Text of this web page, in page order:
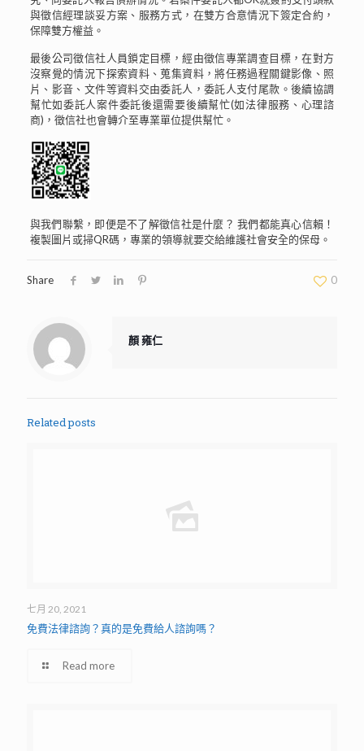
與徵信經理談妥方案、服務方式，在雙方合意情況下簽定合約，
保障雙方權益。
最後公司徵信社人員鎖定目標，經由徵信專業調查目標，在對方
沒察覺的情況下探索資料、蒐集資料，將任務過程關鍵影像、照
片、影音、文件等資料交由委託人，委託人支付尾款。後續協調
幫忙如委託人案件委託後還需要後續幫忙(如法律服務、心理諮
商)，徵信社也會轉介至專業單位提供幫忙。
與我們聯繫，即便是不了解徵信社是什麼？ 我們都能真心信賴！
複製圖片或掃QR碼，專業的領導就要交給維護社會安全的保母。
Share 0
顏 雍仁
Related posts
七月 20, 2021
免費法律諮詢？真的是免費給人諮詢嗎？
Read more